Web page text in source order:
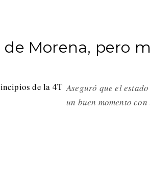
Morena, pero
Aseguró que el
un buen momento con